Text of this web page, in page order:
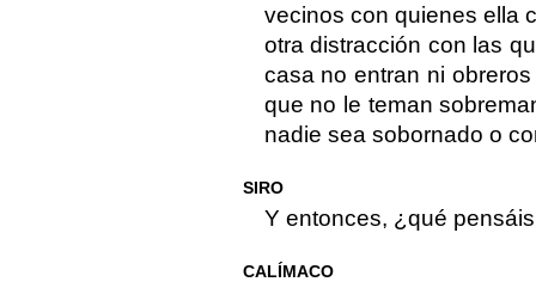
vecinos con quienes ella
otra distracción con las
casa no entran ni
que no le teman
nadie sea sobornado o
SIRO
Y entonces, ¿qué
CALÍMACO